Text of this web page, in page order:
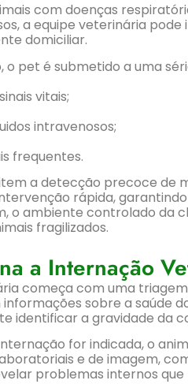
com doenças
a equipe veterinária
domiciliar.
pet é submetido a uma
vitais;
intravenosos;
frequentes.
a detecção precoce de
rápida,
o ambiente controlado da
fragilizados.
a Internação
começa com uma
sobre a saúde
identificar a gravidade da
for indicada, o
e de imagem,
problemas internos